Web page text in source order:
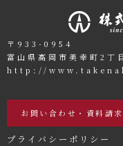
お問い合わせ・資料請求
プライバシーポリシー
〒933-0954
富山県高岡市美幸町2丁
http://